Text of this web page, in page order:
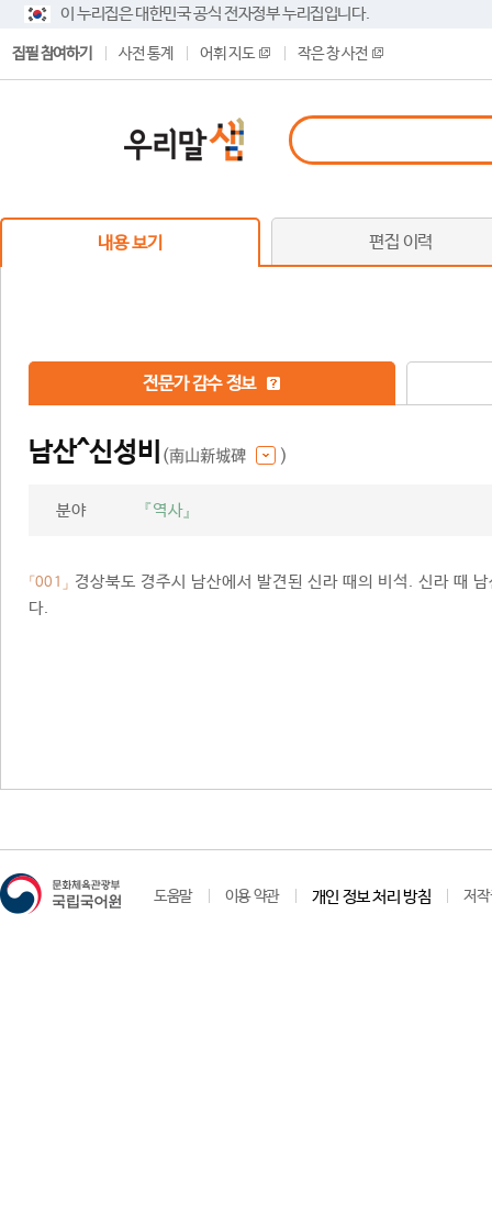
이 누리집은 대한민국 공식 전자정부 누리집입니다.
집필 참여하기 사전 통계 어휘 지도 작은 창 사전
내용 보기 편집 이력
전문가 감수 정보
남산^신성비 (南山新城碑 )
분야 『역사』
「001」 경상북도 경주시 남산에서 발견된 신라 때의 비석. 신라 때
다.
도움말 이용 약관 개인 정보 처리 방침 저